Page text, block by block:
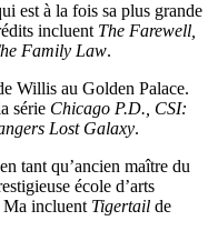
est à la fois sa plus grande
incluent The Farewell,
Family Law.
Willis au Golden Palace.
série Chicago P.D., CSI:
Lost Galaxy.
tant qu’ancien maître du
école d’arts
Ma incluent Tigertail de